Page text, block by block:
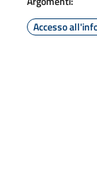
Accesso